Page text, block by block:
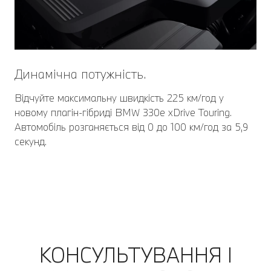
Динамічна потужність.
Відчуйте максимальну швидкість 225 км/год у
новому плагін-гібриді BMW 330e xDrive Touring.
Автомобіль розганяється від 0 до 100 км/год за 5,9
секунд.
КОНСУЛЬТУВАННЯ І